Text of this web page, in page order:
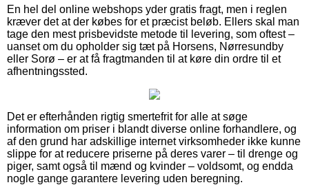
En hel del online webshops yder gratis fragt, men i reglen
kræver det at der købes for et præcist beløb. Ellers skal man
tage den mest prisbevidste metode til levering, som oftest –
uanset om du opholder sig tæt på Horsens, Nørresundby
eller Sorø – er at få fragtmanden til at køre din ordre til et
afhentningssted.
Det er efterhånden rigtig smertefrit for alle at søge
information om priser i blandt diverse online forhandlere, og
af den grund har adskillige internet virksomheder ikke kunne
slippe for at reducere priserne på deres varer – til drenge og
piger, samt også til mænd og kvinder – voldsomt, og endda
nogle gange garantere levering uden beregning.